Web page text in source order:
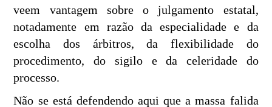
veem vantagem sobre o julgamento estatal,
notadamente em razão da especialidade e da
escolha dos árbitros, da flexibilidade do
procedimento, do sigilo e da celeridade do
processo.
Não se está defendendo aqui que a massa falida